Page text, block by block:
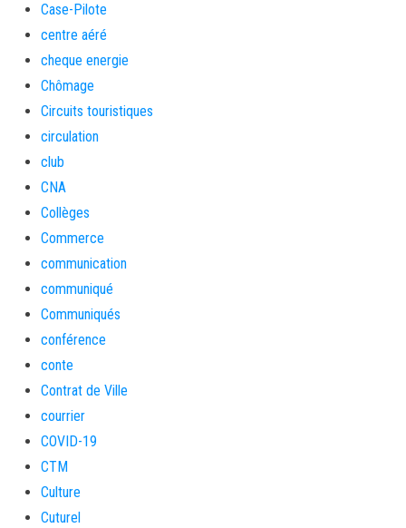
Case-Pilote
centre aéré
cheque energie
Chômage
Circuits touristiques
circulation
club
CNA
Collèges
Commerce
communication
communiqué
Communiqués
conférence
conte
Contrat de Ville
courrier
COVID-19
CTM
Culture
Cuturel